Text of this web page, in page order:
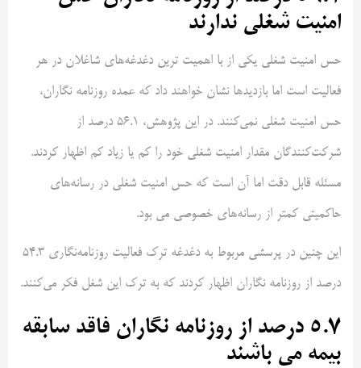
امنیت شغلی ندارند
حس امنیت شغلی یکی از با اهمیت ترین دغدغه‌های شاغلان در هر
فعالیت است اما بازدید‌ها نشان خواهند داد که عمده روزنامه نگاران،
حس امنیت شغلی نمی‌کنند. در این پژوهش، 56.1 درصد از
شرکت‌کنندگان مقدار امنیت شغلی خود را کم یا زیاد کم اظهار کردند.
مسئله قابل دقت اما آن است که حس امنیت شغلی در رسانه‌های
حاکمیتی کمتر از رسانه‌های خصوصی می بود.
این چنین در پرسشی مربوط به دغدغه ترک فعالیت روزنامه‌نگاری 54.3
درصد از روزنامه نگاران اظهار کردند که به ترک این شغل فکر می‌کنند.
5.7 درصد از روزنامه نگاران فاقد سابقه
بیمه می باشند